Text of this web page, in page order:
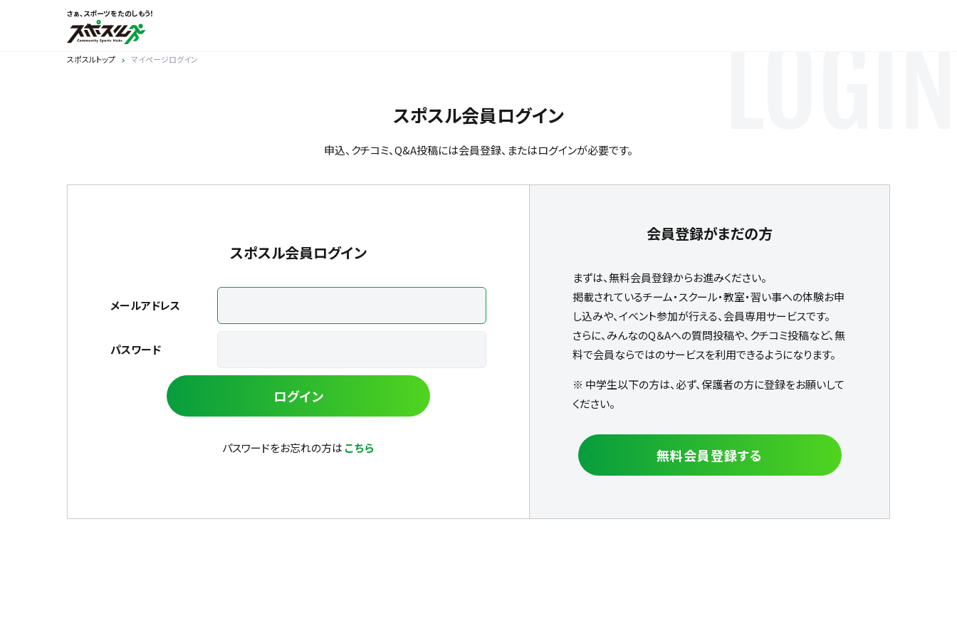
さぁ、スポーツをたのしもう！
スポスルトップ マイページログイン
スポスル会員ログイン
申込、クチコミ、Q&A投稿には会員登録、またはログインが必要です。
スポスル会員ログイン
メールアドレス
パスワード
ログイン
パスワードをお忘れの方は こちら
会員登録がまだの方
まずは、無料会員登録からお進みください。
掲載されているチーム・スクール・教室・習い事への体験お申
し込みや、イベント参加が行える、会員専用サービスです。
さらに、みんなのQ＆Aへの質問投稿や、クチコミ投稿など、無
料で会員ならではのサービスを利用できるようになります。
※ 中学生以下の方は、必ず、保護者の方に登録をお願いして
ください。
無料会員登録する